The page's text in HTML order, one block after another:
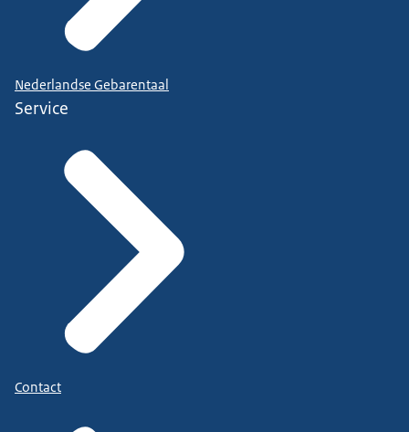
Nederlandse Gebarentaal
Service
Contact